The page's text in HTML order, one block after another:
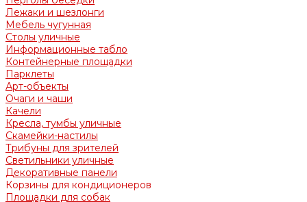
Лежаки и шезлонги
Мебель чугунная
Столы уличные
Информационные табло
Контейнерные площадки
Парклеты
Арт-объекты
Очаги и чаши
Качели
Кресла, тумбы уличные
Скамейки-настилы
Трибуны для зрителей
Светильники уличные
Декоративные панели
Корзины для кондиционеров
Площадки для собак